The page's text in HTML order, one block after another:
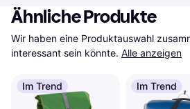
Ähnliche Produkte
Wir haben eine Produktauswahl
interessant sein könnte. Alle anzeigen
Im Trend Im Trend